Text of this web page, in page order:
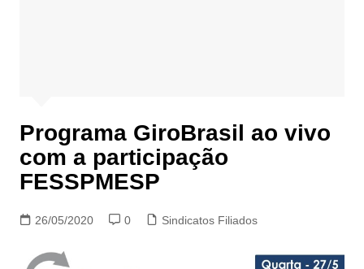
Programa GiroBrasil ao vivo
com a participação
FESSPMESP
26/05/2020 0 Sindicatos Filiados